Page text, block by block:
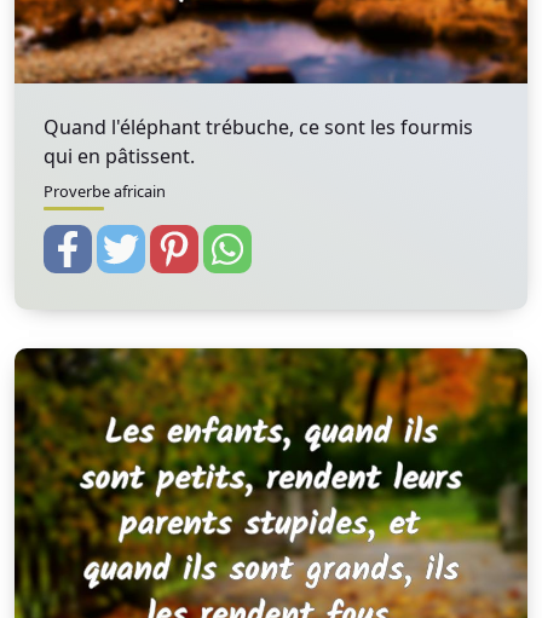
Quand l'éléphant trébuche, ce sont les fourmis
qui en pâtissent.
Proverbe africain